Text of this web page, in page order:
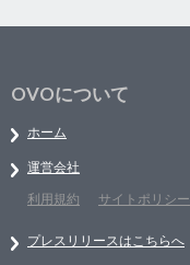
OVOについて
ホーム
運営会社
利用規約
サイトポリシー
プレスリリースはこちらへ